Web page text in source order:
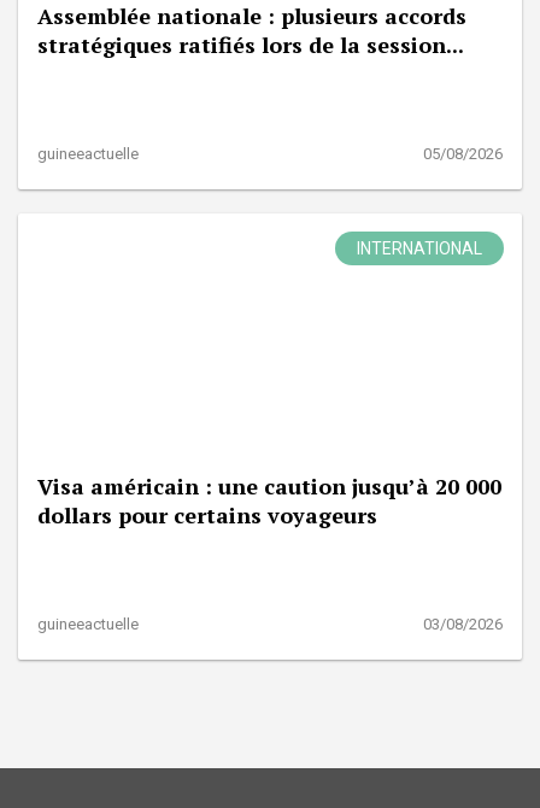
Assemblée nationale : plusieurs accords
stratégiques ratifiés lors de la session...
guineeactuelle 05/08/2026
INTERNATIONAL
Visa américain : une caution jusqu’à 20 000
dollars pour certains voyageurs
guineeactuelle 03/08/2026